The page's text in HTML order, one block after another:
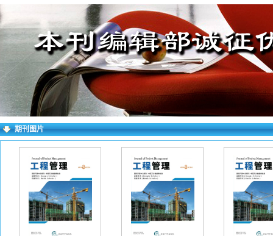
织与
练。
一般
月、
件进
档。
看不
字以
请填
期刊图片